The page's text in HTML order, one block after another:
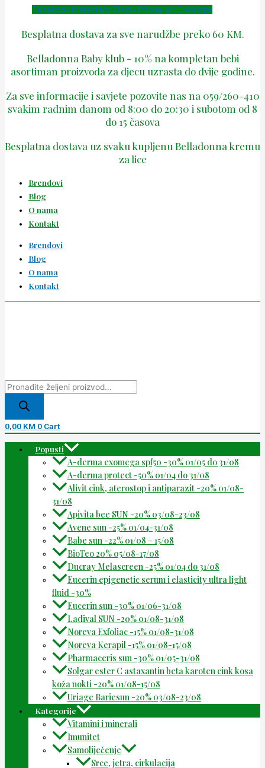
Facebook Instagram Tiktok Phone-alt Envelope
Besplatna dostava za sve narudžbe preko 60 KM.
Belladonna Baby klub - 10% na kompletan bebi
asortiman proizvoda za djecu uzrasta do dvije godine.
Za sve informacije i savjete pozovite nas na 059/260-410
svakim radnim danom od 8:00 do 20:30 i subotom od 8
do 15 časova
Besplatna dostava uz svaku kupljenu Belladonna kremu
za lice
Brendovi
Blog
O nama
Kontakt
Brendovi
Blog
O nama
Kontakt
0,00 KM 0 Cart
Popusti
A-derma exomega spf50 -30% 01/05 do 31/08
A-derma protect -50% 01/04 do 31/08
Alivit cink, aterostop i antiparazit -20% 01/08-
31/08
Apivita bee SUN -20% 03/08-23/08
Avene sun -25% 01/04-31/08
Babe sun -22% 01/08 – 15/08
BioTeo 20% 05/08-17/08
Ducray Melascreen -25% 01/04 do 31/08
Eucerin epigenetic serum i elasticity ultra light
fluid -30%
Eucerin sun -30% 01/06-31/08
Ladival SUN -20% 01/08-31/08
Noreva Exfoliac -15% 01/08-31/08
Noreva Kerapil -15% 01/08-15/08
Pharmaceris sun -30% 01/05-31/08
Solgar ester C astaxantin beta karoten cink kosa
koža nokti -20% 01/08-15/08
Uriage Bariesun -20% 03/08-23/08
Kategorije
Vitamini i minerali
Imunitet
Samoliječenje
Srce, jetra, cirkulacija